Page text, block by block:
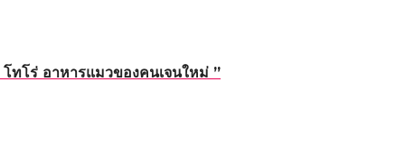
ทโร่ อาหารแมวของคนเจนใหม่ ”